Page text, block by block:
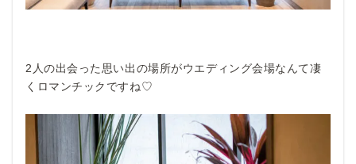
2人の出会った思い出の場所がウエディング会場なんて凄
くロマンチックですね♡